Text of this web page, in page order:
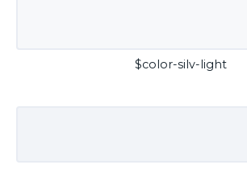
$color-silv-light